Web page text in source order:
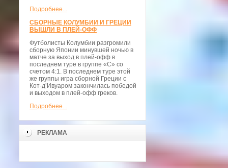
Подробнее...
СБОРНЫЕ КОЛУМБИИ И ГРЕЦИИ
ВЫШЛИ В ПЛЕЙ-ОФФ
Футболисты Колумбии разгромили
сборную Японии минувшей ночью в
матче за выход в плей-офф в
последнем туре в группе «С» со
счетом 4:1. В последнем туре этой
же группы игра сборной Греции с
Кот-д’Ивуаром закончилась победой
и выходом в плей-офф греков.
Подробнее...
РЕКЛАМА